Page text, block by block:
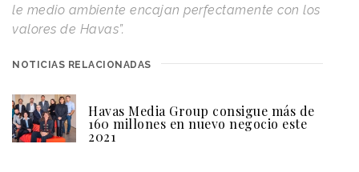
le medio ambiente encajan perfectamente con los
valores de Havas”.
NOTICIAS RELACIONADAS
Havas Media Group consigue más de
160 millones en nuevo negocio este
2021